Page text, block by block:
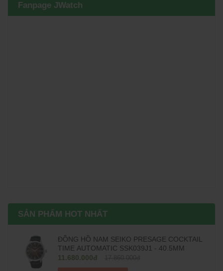
Fanpage JWatch
SẢN PHẨM HOT NHẤT
ĐỒNG HỒ NAM SEIKO PRESAGE COCKTAIL
TIME AUTOMATIC SSK039J1 - 40.5MM
11.680.000đ